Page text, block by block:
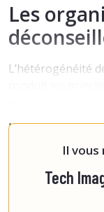
Les
L’hétérogénéité
publier un article
Il vous
Tech